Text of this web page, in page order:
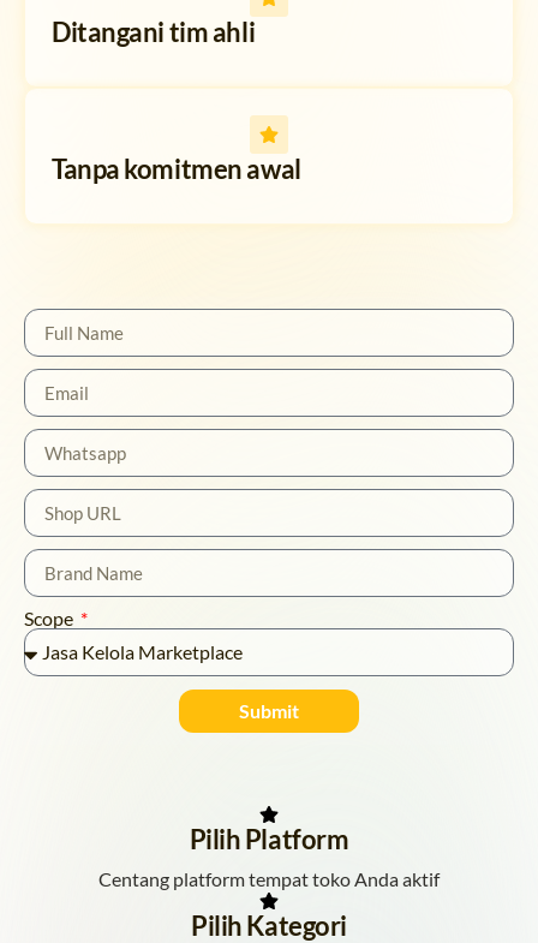
Ditangani tim ahli
Tanpa komitmen awal
Scope
Submit
Pilih Platform
Centang platform tempat toko Anda aktif
Pilih Kategori